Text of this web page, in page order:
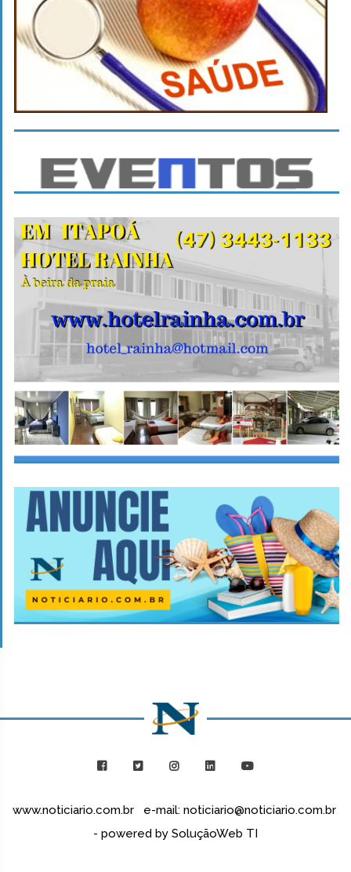
www.noticiario.com.br e-mail: noticiario@noticiario.com.br
- powered by SoluçãoWeb TI